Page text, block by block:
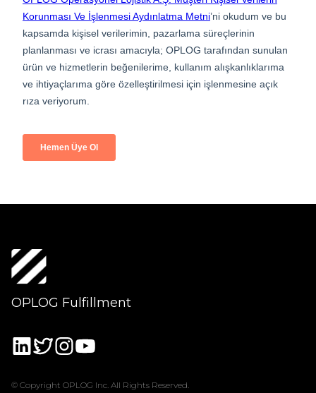
OPLOG Fulfillment
© Copyright OPLOG Inc. All Rights Reserved.